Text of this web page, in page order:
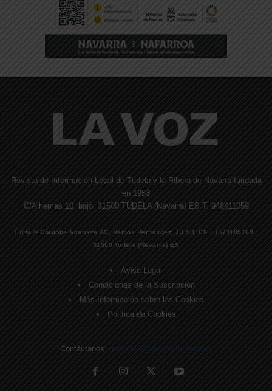
Revista de Información Local de Tudela y la Ribera de Navarra fundada
en 1953
C/Alhemas 10, bajo. 31500 TUDELA (Navarra) ES T. 948411059
Edita © Córdoba Acarreta AC, Ramos Hernández, JJ S.I. CIF · E-71185169 ·
31500 Tudela (Navarra) ES
Aviso Legal
Condiciones de la Suscripción
Más Información sobre las Cookies
Política de Cookies
Contáctanos: direccion@lavozdelaribera.es